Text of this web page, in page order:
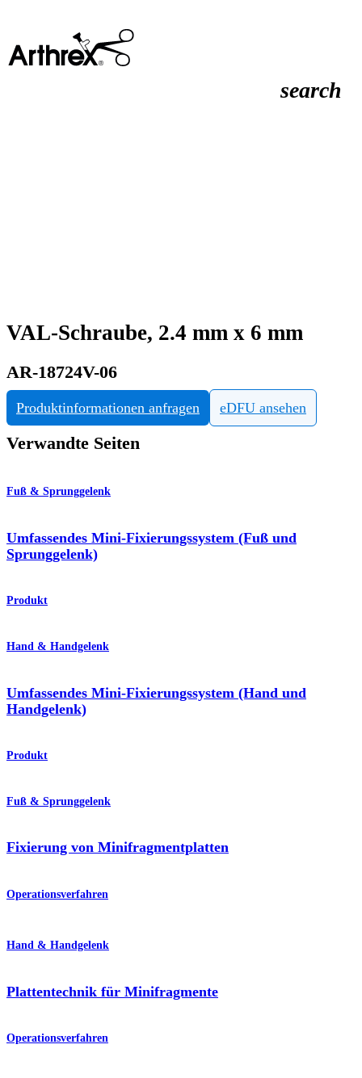
search
VAL-Schraube, 2.4 mm x 6 mm
AR-18724V-06
Produktinformationen anfragen eDFU ansehen
Verwandte Seiten
Fuß & Sprunggelenk
Umfassendes Mini-Fixierungssystem (Fuß und
Sprunggelenk)
Produkt
Hand & Handgelenk
Umfassendes Mini-Fixierungssystem (Hand und
Handgelenk)
Produkt
Fuß & Sprunggelenk
Fixierung von Minifragmentplatten
Operationsverfahren
Hand & Handgelenk
Plattentechnik für Minifragmente
Operationsverfahren